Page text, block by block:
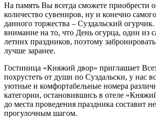
На память Вы всегда сможете приобрести
количество сувениров, ну и конечно
данного торжества – Суздальский
внимание на то, что День огурца, один из
летних праздников, поэтому
лучше заранее.
Гостиница «Княжий двор» приглашает
похрустеть от души по Суздальски, у нас
уютные и комфортабельные номера
категории, остановившись в отеле
до места проведения праздника составит
прогулочным шагом.